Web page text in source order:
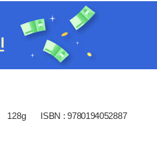
128g ISBN : 9780194052887